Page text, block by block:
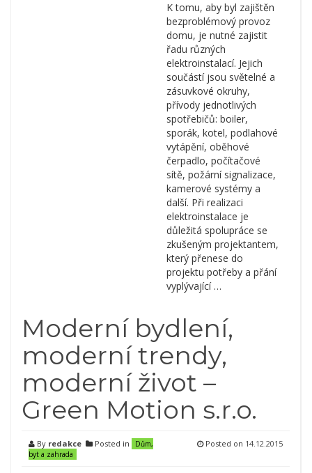
K tomu, aby byl zajištěn
bezproblémový provoz
domu, je nutné zajistit
řadu různých
elektroinstalací. Jejich
součástí jsou světelné a
zásuvkové okruhy,
přívody jednotlivých
spotřebičů: boiler,
sporák, kotel, podlahové
vytápění, oběhové
čerpadlo, počítačové
sítě, požární signalizace,
kamerové systémy a
další. Při realizaci
elektroinstalace je
důležitá spolupráce se
zkušeným projektantem,
který přenese do
projektu potřeby a přání
vyplývající …
Moderní bydlení,
moderní trendy,
moderní život –
Green Motion s.r.o.
By redakce Posted in
Dům,
byt a zahrada
Posted on 14.12.2015